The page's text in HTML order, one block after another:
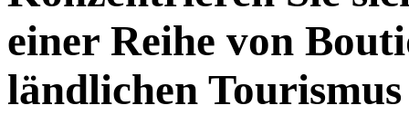
einer Reihe von
ländlichen